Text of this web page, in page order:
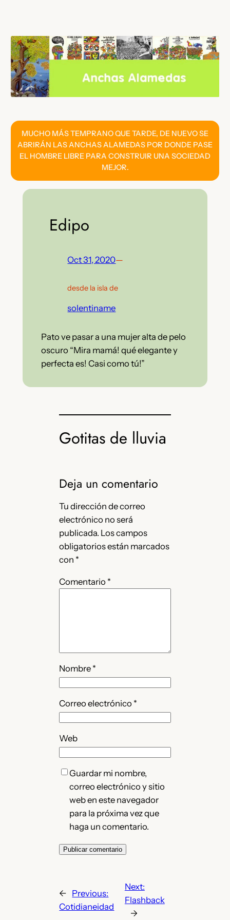
contenido
MUCHO MÁS TEMPRANO QUE TARDE, DE NUEVO SE
ABRIRÁN LAS ANCHAS ALAMEDAS POR DONDE PASE
EL HOMBRE LIBRE PARA CONSTRUIR UNA SOCIEDAD
MEJOR.
Edipo
Oct 31, 2020—
desde la isla de
solentiname
Pato ve pasar a una mujer alta de pelo
oscuro “Mira mamá! qué elegante y
perfecta es! Casi como tú!”
Gotitas de lluvia
Deja un comentario
Tu dirección de correo
electrónico no será
publicada. Los campos
obligatorios están marcados
con *
Comentario *
Nombre *
Correo electrónico *
Web
Guardar mi nombre,
correo electrónico y sitio
web en este navegador
para la próxima vez que
haga un comentario.
← Previous:
Cotidianeidad
Next:
Flashback
→